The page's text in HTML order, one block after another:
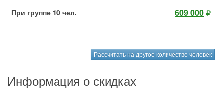
При группе 10 чел. 609 000
Рассчитать на другое количество человек
Информация о скидках